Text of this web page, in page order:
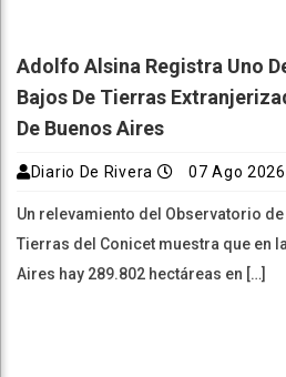
Adolfo Alsina Registra Uno
Bajos De Tierras
De Buenos Aires
Diario De Rivera 07 Ago 2026
Un relevamiento del Observatorio de
Tierras del Conicet muestra que en
Aires hay 289.802 hectáreas en […]